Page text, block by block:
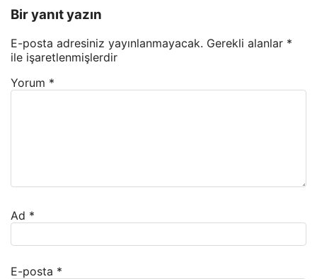
Bir yanıt yazın
E-posta adresiniz yayınlanmayacak. Gerekli alanlar *
ile işaretlenmişlerdir
Yorum *
Ad *
E-posta *